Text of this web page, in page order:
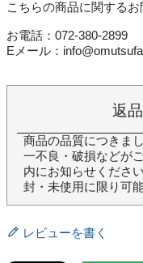
こちらの商品に関する
お電話：072-380-2899
Eメール：
返
商品の品質につきま
一不良・破損などが
内にお知らせくださ
封・未使用に限り可能
レビューを書く